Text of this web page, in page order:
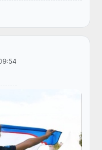
место в
5 золотых,
м...